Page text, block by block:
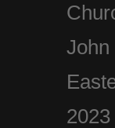
John
2023